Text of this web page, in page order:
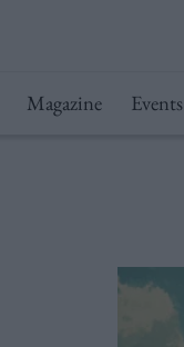
Magazine Events